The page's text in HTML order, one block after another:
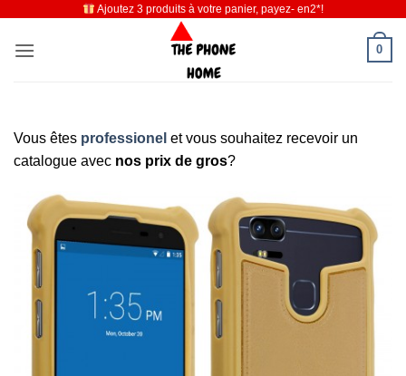
contenu
Ajoutez 3 produits à votre panier, payez- en2*!
0
Vous êtes professionel et vous souhaitez recevoir un
catalogue avec nos prix de gros?